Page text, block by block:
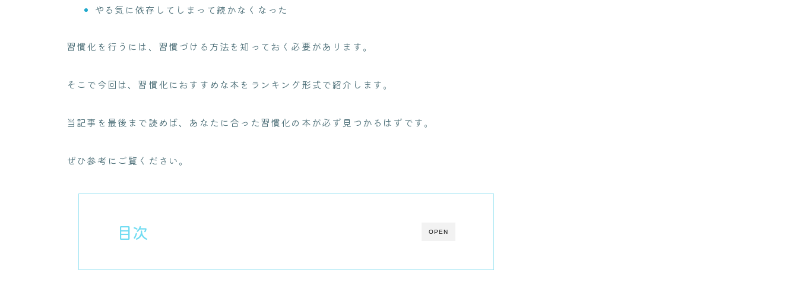
やる気に依存してしまって続かなくなった
習慣化を行うには、習慣づける方法を知っておく必要があります。
そこで今回は、習慣化におすすめな本をランキング形式で紹介します。
当記事を最後まで読めば、あなたに合った習慣化の本が必ず見つかるはずです。
ぜひ参考にご覧ください。
OPEN
目次